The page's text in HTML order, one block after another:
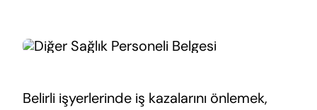
Belirli işyerlerinde iş kazalarını önlemek,